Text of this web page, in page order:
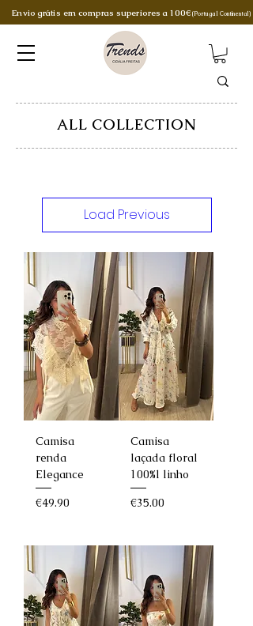
Envio grátis em compras superiores a 100€ (Portugal Continental)
ALL COLLECTION
Load Previous
Camisa
renda
Elegance
Price
€49.90
Camisa
laçada floral
100%l linho
Price
€35.00